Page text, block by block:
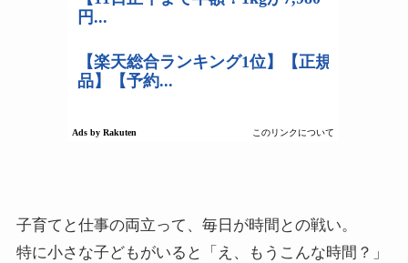
子育てと仕事の両立って、毎日が時間との戦い。
特に小さな子どもがいると「え、もうこんな時間？」